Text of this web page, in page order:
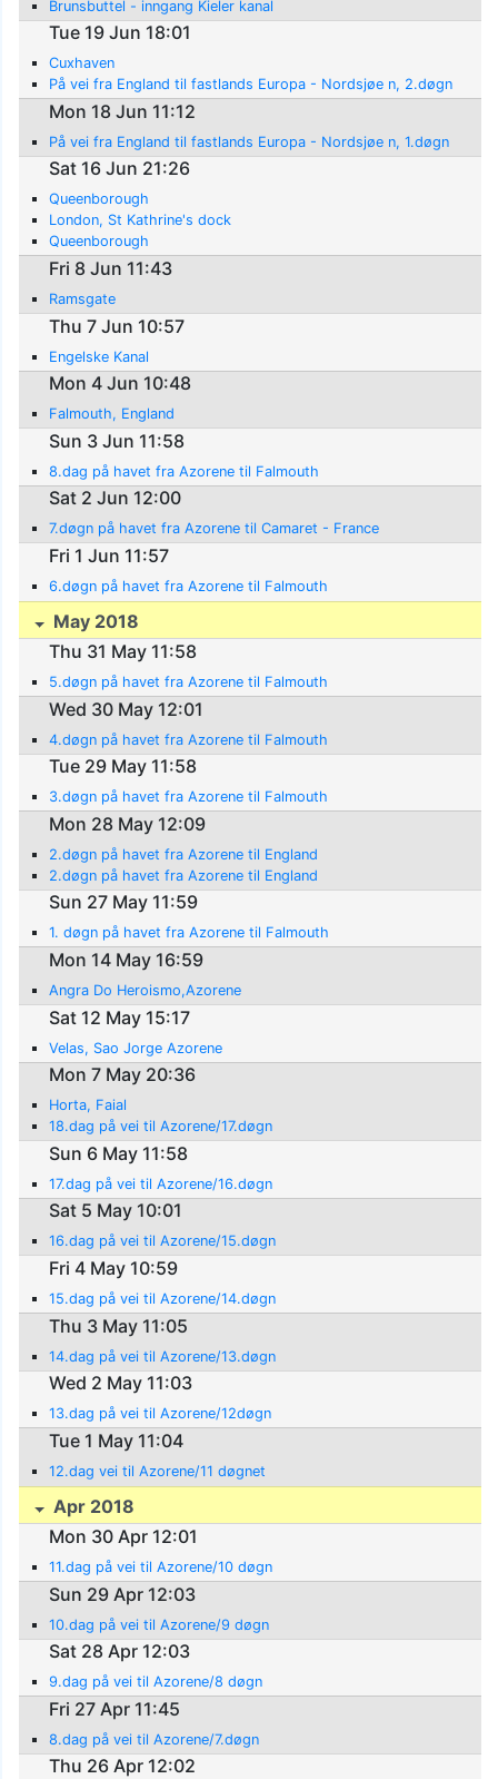
Brunsbuttel - inngang Kieler kanal
Tue 19 Jun 18:01
Cuxhaven
På vei fra England til fastlands Europa - Nordsjøe n, 2.døgn
Mon 18 Jun 11:12
På vei fra England til fastlands Europa - Nordsjøe n, 1.døgn
Sat 16 Jun 21:26
Queenborough
London, St Kathrine's dock
Queenborough
Fri 8 Jun 11:43
Ramsgate
Thu 7 Jun 10:57
Engelske Kanal
Mon 4 Jun 10:48
Falmouth, England
Sun 3 Jun 11:58
8.dag på havet fra Azorene til Falmouth
Sat 2 Jun 12:00
7.døgn på havet fra Azorene til Camaret - France
Fri 1 Jun 11:57
6.døgn på havet fra Azorene til Falmouth
May 2018
Thu 31 May 11:58
5.døgn på havet fra Azorene til Falmouth
Wed 30 May 12:01
4.døgn på havet fra Azorene til Falmouth
Tue 29 May 11:58
3.døgn på havet fra Azorene til Falmouth
Mon 28 May 12:09
2.døgn på havet fra Azorene til England
2.døgn på havet fra Azorene til England
Sun 27 May 11:59
1. døgn på havet fra Azorene til Falmouth
Mon 14 May 16:59
Angra Do Heroismo,Azorene
Sat 12 May 15:17
Velas, Sao Jorge Azorene
Mon 7 May 20:36
Horta, Faial
18.dag på vei til Azorene/17.døgn
Sun 6 May 11:58
17.dag på vei til Azorene/16.døgn
Sat 5 May 10:01
16.dag på vei til Azorene/15.døgn
Fri 4 May 10:59
15.dag på vei til Azorene/14.døgn
Thu 3 May 11:05
14.dag på vei til Azorene/13.døgn
Wed 2 May 11:03
13.dag på vei til Azorene/12døgn
Tue 1 May 11:04
12.dag vei til Azorene/11 døgnet
Apr 2018
Mon 30 Apr 12:01
11.dag på vei til Azorene/10 døgn
Sun 29 Apr 12:03
10.dag på vei til Azorene/9 døgn
Sat 28 Apr 12:03
9.dag på vei til Azorene/8 døgn
Fri 27 Apr 11:45
8.dag på vei til Azorene/7.døgn
Thu 26 Apr 12:02